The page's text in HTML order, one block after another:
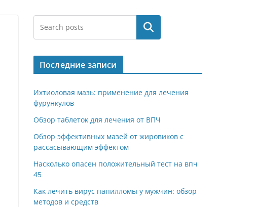
Поиск
Последние записи
Ихтиоловая мазь: применение для лечения
фурункулов
Обзор таблеток для лечения от ВПЧ
Обзор эффективных мазей от жировиков с
рассасывающим эффектом
Насколько опасен положительный тест на впч
45
Как лечить вирус папилломы у мужчин: обзор
методов и средств